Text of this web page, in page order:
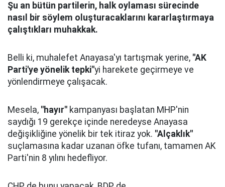
Şu an bütün partilerin, halk oylaması sürecinde
nasıl bir söylem oluşturacaklarını kararlaştırmaya
çalıştıkları muhakkak.
Belli ki, muhalefet Anayasa'yı tartışmak yerine, "AK
Parti'ye yönelik tepki"yi harekete geçirmeye ve
yönlendirmeye çalışacak.
Mesela, "hayır" kampanyası başlatan MHP'nin
saydığı 19 gerekçe içinde neredeyse Anayasa
değişikliğine yönelik bir tek itiraz yok. "Alçaklık"
suçlamasına kadar uzanan öfke tufanı, tamamen AK
Parti'nin 8 yılını hedefliyor.